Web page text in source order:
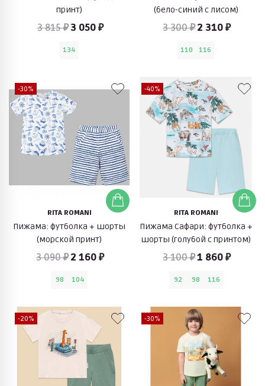
принт)
3 815 ₽3 050 ₽
134
(бело-синий с лисом)
3 300 ₽ 2 310 ₽
110 116
-30%
RITA ROMANI
Пижама: футболка + шорты
(морской принт)
3 090 ₽ 2 160 ₽
98 104
-40%
RITA ROMANI
Пижама Сафари: футболка +
шорты (голубой с принтом)
3 100 ₽1 860 ₽
92 98 116
-20% -30%